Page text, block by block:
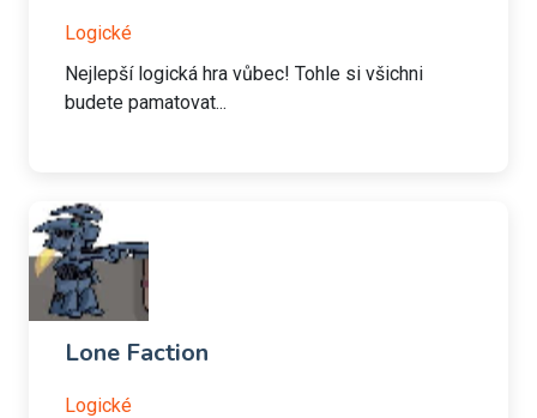
Logické
Nejlepší logická hra vůbec! Tohle si všichni
budete pamatovat...
Lone Faction
Logické